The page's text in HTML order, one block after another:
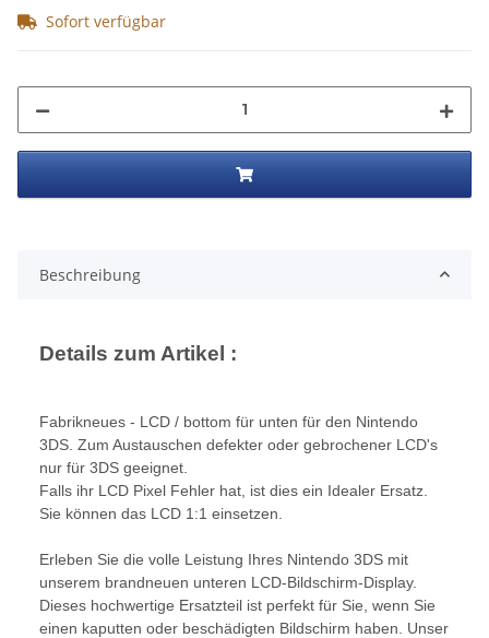
Sofort verfügbar
Beschreibung
Details zum Artikel :
Fabrikneues - LCD / bottom für unten für den Nintendo
3DS. Zum Austauschen defekter oder gebrochener LCD's
nur für 3DS geeignet.
Falls ihr LCD Pixel Fehler hat, ist dies ein Idealer Ersatz.
Sie können das LCD 1:1 einsetzen.
Erleben Sie die volle Leistung Ihres Nintendo 3DS mit
unserem brandneuen unteren LCD-Bildschirm-Display.
Dieses hochwertige Ersatzteil ist perfekt für Sie, wenn Sie
einen kaputten oder beschädigten Bildschirm haben. Unser